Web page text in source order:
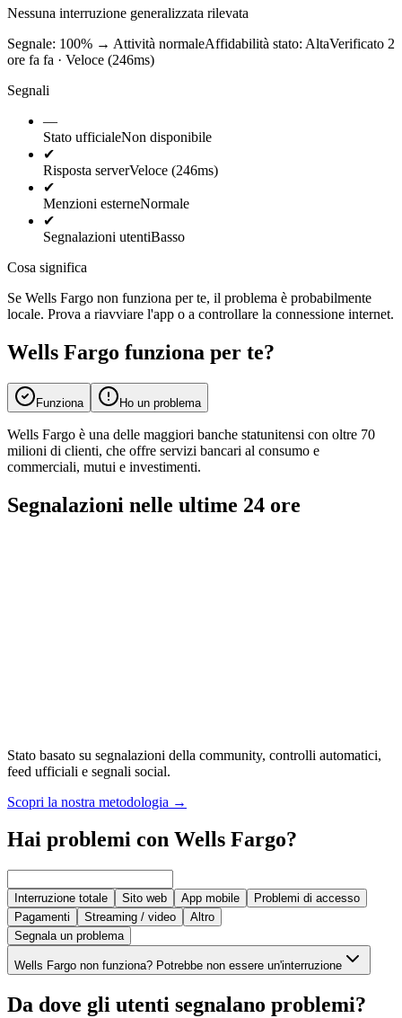
Nessuna interruzione generalizzata rilevata
Segnale: 100% → Attività normaleAffidabilità stato: AltaVerificato 2
ore fa fa · Veloce (246ms)
Segnali
—
Stato ufficialeNon disponibile
✔
Risposta serverVeloce (246ms)
✔
Menzioni esterneNormale
✔
Segnalazioni utentiBasso
Cosa significa
Se Wells Fargo non funziona per te, il problema è probabilmente
locale. Prova a riavviare l'app o a controllare la connessione internet.
Wells Fargo funziona per te?
Funziona Ho un problema
Wells Fargo è una delle maggiori banche statunitensi con oltre 70
milioni di clienti, che offre servizi bancari al consumo e
commerciali, mutui e investimenti.
Segnalazioni nelle ultime 24 ore
Stato basato su segnalazioni della community, controlli automatici,
feed ufficiali e segnali social.
Scopri la nostra metodologia →
Hai problemi con Wells Fargo?
Interruzione totale Sito web App mobile
Problemi di accesso
Pagamenti
Streaming / video
Altro
Segnala un problema
Wells Fargo non funziona? Potrebbe non essere un'interruzione
Da dove gli utenti segnalano problemi?